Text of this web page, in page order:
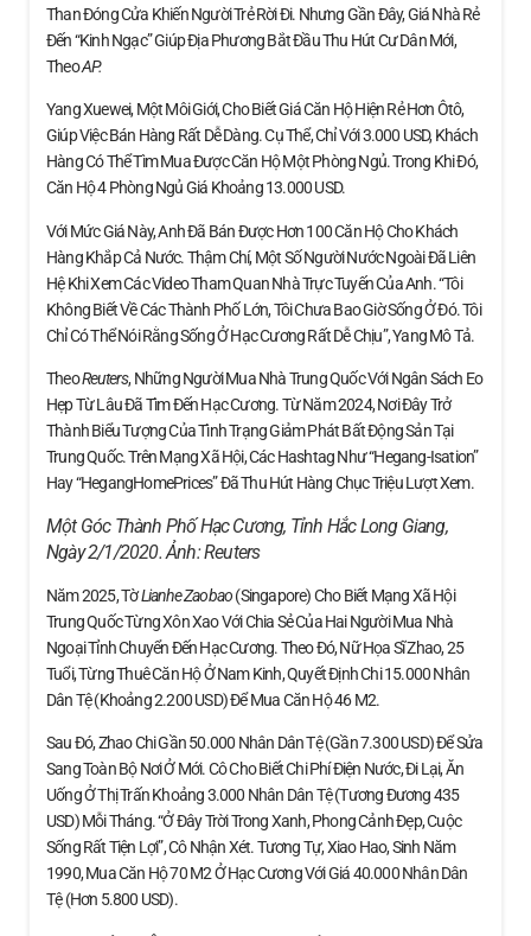
Than Đóng Cửa Khiến Người Trẻ Rời Đi. Nhưng Gần Đây, Giá Nhà Rẻ
Đến “kinh Ngạc” Giúp Địa Phương Bắt Đầu Thu Hút Cư Dân Mới,
TheoAP.
Yang Xuewei, Một Môi Giới, Cho Biết Giá Căn Hộ Hiện Rẻ Hơn Ôtô,
Giúp Việc Bán Hàng Rất Dễ Dàng. Cụ Thể, Chỉ Với 3.000 USD, Khách
Hàng Có Thể Tìm Mua Được Căn Hộ Một Phòng Ngủ. Trong Khi Đó,
Căn Hộ 4 Phòng Ngủ Giá Khoảng 13.000 USD.
Với Mức Giá Này, Anh Đã Bán Được Hơn 100 Căn Hộ Cho Khách
Hàng Khắp Cả Nước. Thậm Chí, Một Số Người Nước Ngoài Đã Liên
Hệ Khi Xem Các Video Tham Quan Nhà Trực Tuyến Của Anh. “Tôi
Không Biết Về Các Thành Phố Lớn, Tôi Chưa Bao Giờ Sống Ở Đó. Tôi
Chỉ Có Thể Nói Rằng Sống Ở Hạc Cương Rất Dễ Chịu”, Yang Mô Tả.
TheoReuters, Những Người Mua Nhà Trung Quốc Với Ngân Sách Eo
Hẹp Từ Lâu Đã Tìm Đến Hạc Cương. Từ Năm 2024, Nơi Đây Trở
Thành Biểu Tượng Của Tình Trạng Giảm Phát Bất Động Sản Tại
Trung Quốc. Trên Mạng Xã Hội, Các Hashtag Như “Hegang-Isation”
Hay “HegangHomePrices” Đã Thu Hút Hàng Chục Triệu Lượt Xem.
Một Góc Thành Phố Hạc Cương, Tỉnh Hắc Long Giang,
Ngày 2/1/2020. Ảnh:Reuters
Năm 2025, TờLianhe Zaobao(Singapore) Cho Biết Mạng Xã Hội
Trung Quốc Từng Xôn Xao Với Chia Sẻ Của Hai Người Mua Nhà
Ngoại Tỉnh Chuyển Đến Hạc Cương. Theo Đó, Nữ Họa Sĩ Zhao, 25
Tuổi, Từng Thuê Căn Hộ Ở Nam Kinh, Quyết Định Chi 15.000 Nhân
Dân Tệ (khoảng 2.200 USD) Để Mua Căn Hộ 46 M2.
Sau Đó, Zhao Chi Gần 50.000 Nhân Dân Tệ (gần 7.300 USD) Để Sửa
Sang Toàn Bộ Nơi Ở Mới. Cô Cho Biết Chi Phí Điện Nước, Đi Lại, Ăn
Uống Ở Thị Trấn Khoảng 3.000 Nhân Dân Tệ (tương Đương 435
USD) Mỗi Tháng. “Ở Đây Trời Trong Xanh, Phong Cảnh Đẹp, Cuộc
Sống Rất Tiện Lợi”, Cô Nhận Xét. Tương Tự, Xiao Hao, Sinh Năm
1990, Mua Căn Hộ 70 M2 Ở Hạc Cương Với Giá 40.000 Nhân Dân
Tệ (hơn 5.800 USD).